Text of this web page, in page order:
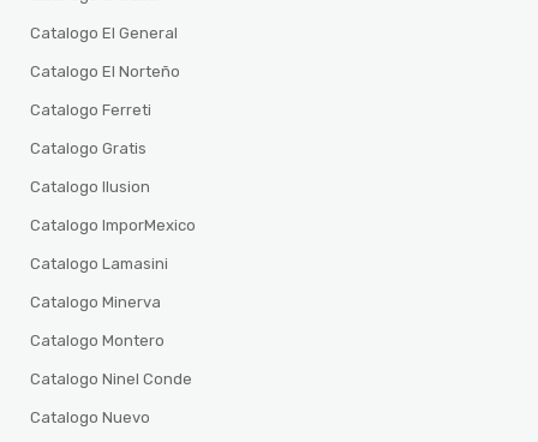
Catalogo El General
Catalogo El Norteño
Catalogo Ferreti
Catalogo Gratis
Catalogo Ilusion
Catalogo ImporMexico
Catalogo Lamasini
Catalogo Minerva
Catalogo Montero
Catalogo Ninel Conde
Catalogo Nuevo